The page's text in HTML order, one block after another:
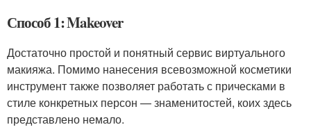
Способ 1: Makeover
Достаточно простой и понятный сервис виртуального
макияжа. Помимо нанесения всевозможной косметики
инструмент также позволяет работать с прическами в
стиле конкретных персон — знаменитостей, коих здесь
представлено немало.